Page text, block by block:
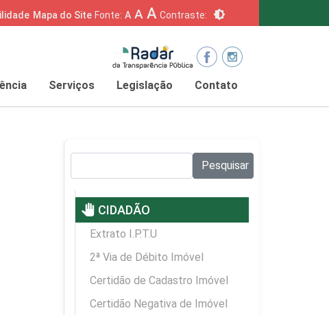
Mapa do Site Fonte: A A A Contraste: brightness_6
Serviços Legislação Contato
Pesquisar
pan_tool CIDADÃO
Extrato I.P.T.U
2ª Via de Débito Imóvel
Certidão de Cadastro Imóvel
Certidão Negativa de Imóvel